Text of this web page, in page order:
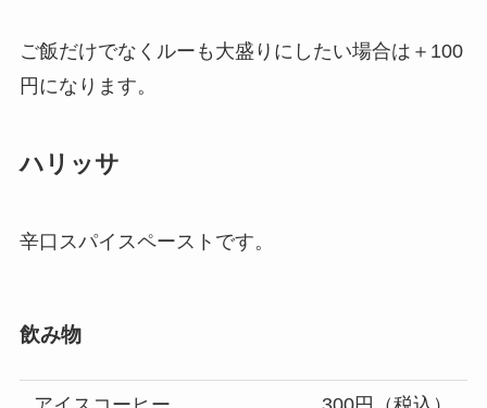
ご飯だけでなくルーも大盛りにしたい場合は＋100
円になります。
ハリッサ
辛口スパイスペーストです。
飲み物